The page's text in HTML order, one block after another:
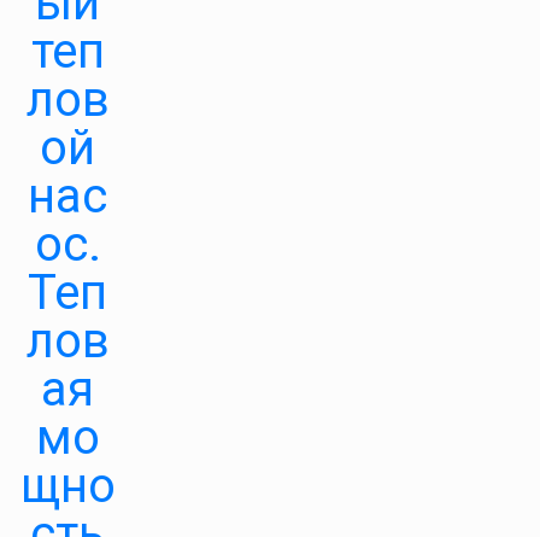
теп
лов
ой
нас
ос.
Теп
лов
ая
мо
щно